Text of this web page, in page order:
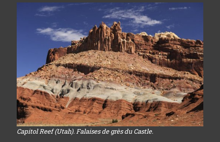
Capitol Reef (Utah). Falaises de grès du Castle.